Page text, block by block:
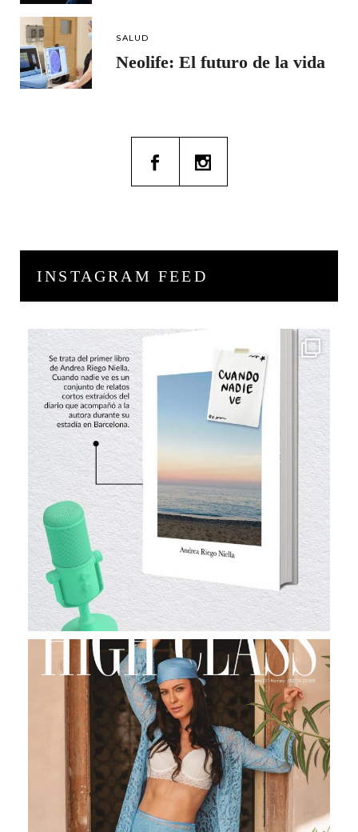
SALUD
Neolife: El futuro de la vida
INSTAGRAM FEED